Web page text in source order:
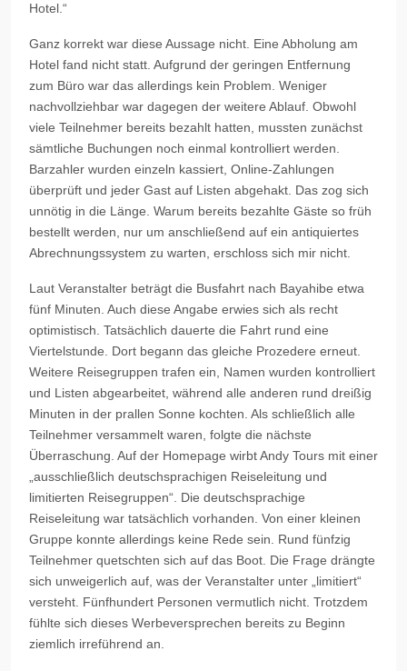
Hotel.“
Ganz korrekt war diese Aussage nicht. Eine Abholung am
Hotel fand nicht statt. Aufgrund der geringen Entfernung
zum Büro war das allerdings kein Problem. Weniger
nachvollziehbar war dagegen der weitere Ablauf. Obwohl
viele Teilnehmer bereits bezahlt hatten, mussten zunächst
sämtliche Buchungen noch einmal kontrolliert werden.
Barzahler wurden einzeln kassiert, Online-Zahlungen
überprüft und jeder Gast auf Listen abgehakt. Das zog sich
unnötig in die Länge. Warum bereits bezahlte Gäste so früh
bestellt werden, nur um anschließend auf ein antiquiertes
Abrechnungssystem zu warten, erschloss sich mir nicht.
Laut Veranstalter beträgt die Busfahrt nach Bayahibe etwa
fünf Minuten. Auch diese Angabe erwies sich als recht
optimistisch. Tatsächlich dauerte die Fahrt rund eine
Viertelstunde. Dort begann das gleiche Prozedere erneut.
Weitere Reisegruppen trafen ein, Namen wurden kontrolliert
und Listen abgearbeitet, während alle anderen rund dreißig
Minuten in der prallen Sonne kochten. Als schließlich alle
Teilnehmer versammelt waren, folgte die nächste
Überraschung. Auf der Homepage wirbt Andy Tours mit einer
„ausschließlich deutschsprachigen Reiseleitung und
limitierten Reisegruppen“. Die deutschsprachige
Reiseleitung war tatsächlich vorhanden. Von einer kleinen
Gruppe konnte allerdings keine Rede sein. Rund fünfzig
Teilnehmer quetschten sich auf das Boot. Die Frage drängte
sich unweigerlich auf, was der Veranstalter unter „limitiert“
versteht. Fünfhundert Personen vermutlich nicht. Trotzdem
fühlte sich dieses Werbeversprechen bereits zu Beginn
ziemlich irreführend an.